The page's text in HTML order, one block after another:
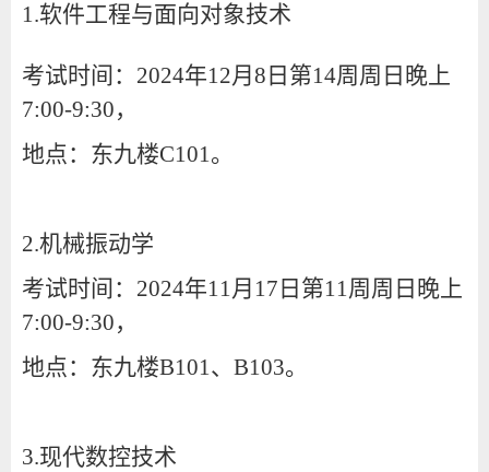
1.软件工程与面向对象技术
考试时间：2024年12月8日第14周周日晚上
7:00-9:30，
地点：东九楼C101。
2.机械振动学
考试时间：2024年11月17日第11周周日晚上
7:00-9:30，
地点：东九楼B101、B103。
3.现代数控技术